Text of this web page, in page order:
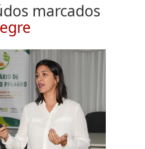
marcados